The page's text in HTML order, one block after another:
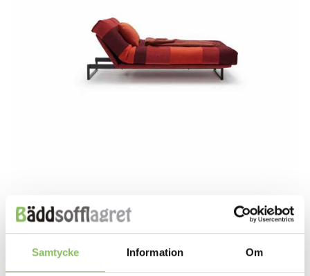
Samtycke Information Om
Both comments and trackbacks are currently closed.
←Previous
Next→